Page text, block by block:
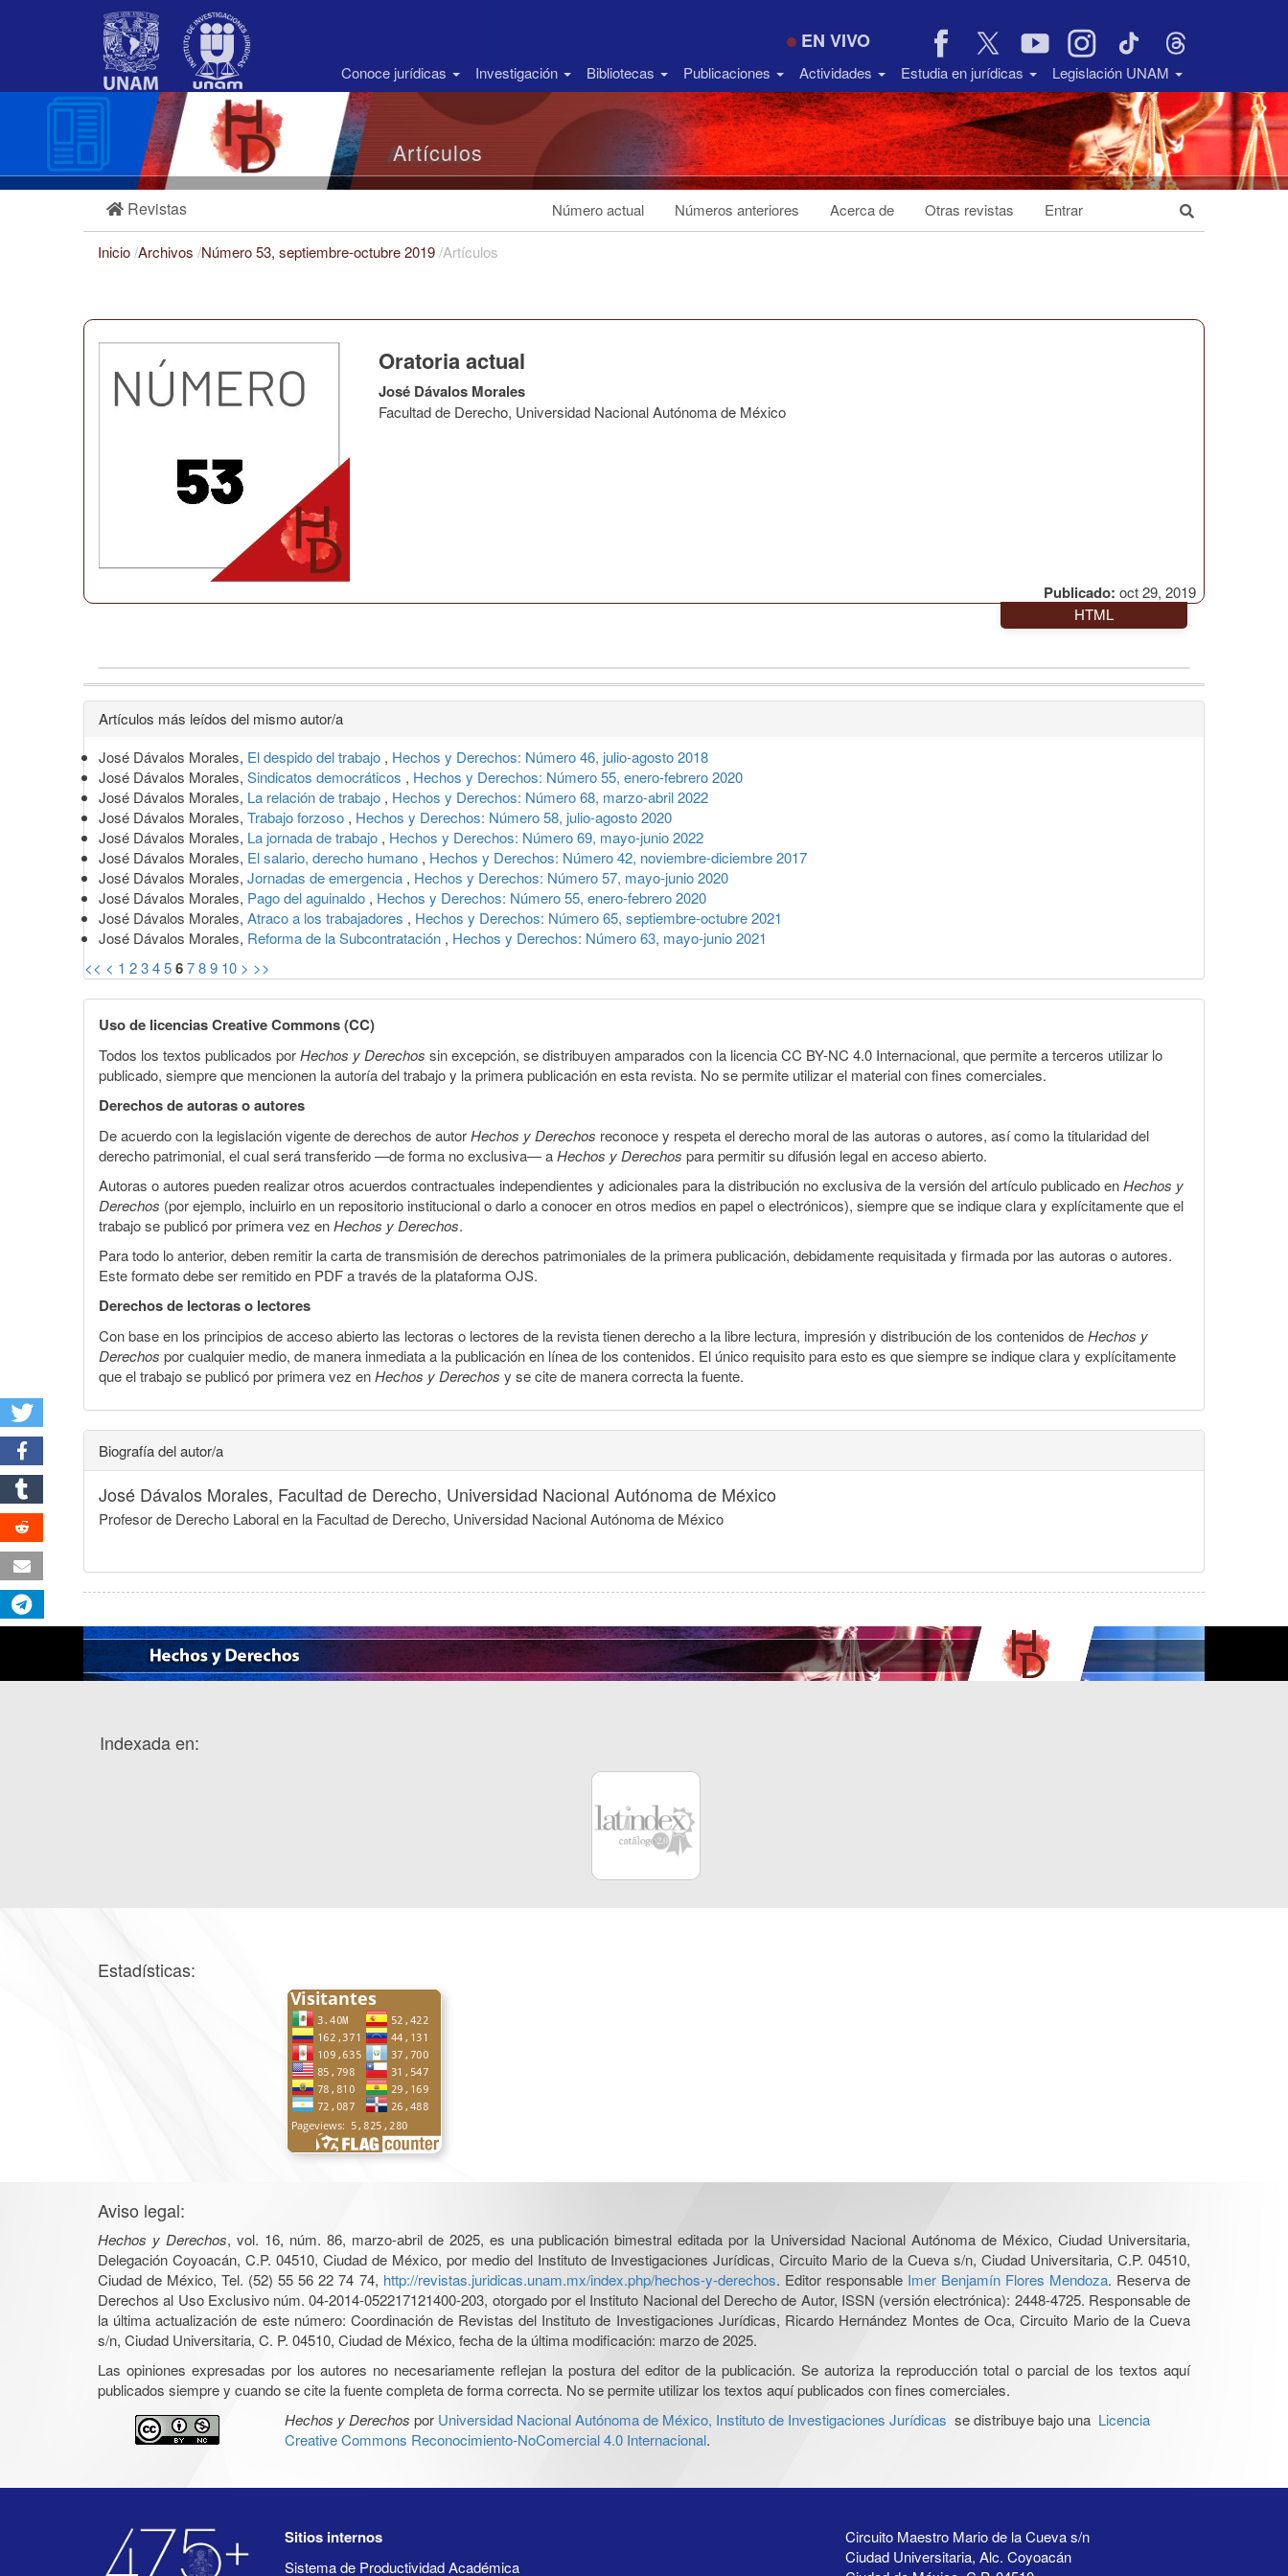
Barra
EN VIVO
Conoce jurídicas Investigación Bibliotecas Publicaciones Actividades Estudia en jurídicas Legislación UNAM
Artículos
Revistas Número actual Números anteriores Acerca de Otras revistas Entrar
Inicio/Archivos /Número 53, septiembre-octubre 2019/Artículos
Publicado: oct 29, 2019
Oratoria actual
José Dávalos Morales
Facultad de Derecho, Universidad Nacional Autónoma de México
HTML
Detalles
del
artículo
Artículos más leídos del mismo autor/a
José Dávalos Morales, El despido del trabajo , Hechos y Derechos: Número 46, julio-agosto 2018
José Dávalos Morales, Sindicatos democráticos , Hechos y Derechos: Número 55, enero-febrero 2020
José Dávalos Morales, La relación de trabajo , Hechos y Derechos: Número 68, marzo-abril 2022
José Dávalos Morales, Trabajo forzoso , Hechos y Derechos: Número 58, julio-agosto 2020
José Dávalos Morales, La jornada de trabajo , Hechos y Derechos: Número 69, mayo-junio 2022
José Dávalos Morales, El salario, derecho humano , Hechos y Derechos: Número 42, noviembre-diciembre 2017
José Dávalos Morales, Jornadas de emergencia , Hechos y Derechos: Número 57, mayo-junio 2020
José Dávalos Morales, Pago del aguinaldo , Hechos y Derechos: Número 55, enero-febrero 2020
José Dávalos Morales, Atraco a los trabajadores , Hechos y Derechos: Número 65, septiembre-octubre 2021
José Dávalos Morales, Reforma de la Subcontratación , Hechos y Derechos: Número 63, mayo-junio 2021
<< < 1 23456789 10 > >>
Uso de licencias Creative Commons (CC)
Todos los textos publicados porHechos y Derechos sin excepción, se distribuyen amparados con la licencia CC BY-NC 4.0 Internacional, que permite a terceros utilizar lo
publicado, siempre que mencionen la autoría del trabajo y la primera publicación en esta revista. No se permite utilizar el material con fines comerciales.
Derechos de autoras o autores
De acuerdo con la legislación vigente de derechos de autorHechos y Derechos reconoce y respeta el derecho moral de las autoras o autores, así como la titularidad del
derecho patrimonial, el cual será transferido —de forma no exclusiva— aHechos y Derechos para permitir su difusión legal en acceso abierto.
Autoras o autores pueden realizar otros acuerdos contractuales independientes y adicionales para la distribución no exclusiva de la versión del artículo publicado enHechos y
Derechos (por ejemplo, incluirlo en un repositorio institucional o darlo a conocer en otros medios en papel o electrónicos), siempre que se indique clara y explícitamente que el
trabajo se publicó por primera vez enHechos y Derechos.
Para todo lo anterior, deben remitir la carta de transmisión de derechos patrimoniales de la primera publicación, debidamente requisitada y firmada por las autoras o autores.
Este formato debe ser remitido en PDF a través de la plataforma OJS.
Derechos de lectoras o lectores
Con base en los principios de acceso abierto las lectoras o lectores de la revista tienen derecho a la libre lectura, impresión y distribución de los contenidos deHechos y
Derechos por cualquier medio, de manera inmediata a la publicación en línea de los contenidos. El único requisito para esto es que siempre se indique clara y explícitamente
que el trabajo se publicó por primera vez enHechos y Derechos y se cite de manera correcta la fuente.
Biografía del autor/a
José Dávalos Morales, Facultad de Derecho, Universidad Nacional Autónoma de México
Profesor de Derecho Laboral en la Facultad de Derecho, Universidad Nacional Autónoma de México
Indexada en:
Estadísticas:
Aviso legal:
Hechos y Derechos, vol. 16, núm. 86, marzo-abril de 2025, es una publicación bimestral editada por la Universidad Nacional Autónoma de México, Ciudad Universitaria,
Delegación Coyoacán, C.P. 04510, Ciudad de México, por medio del Instituto de Investigaciones Jurídicas, Circuito Mario de la Cueva s/n, Ciudad Universitaria, C.P. 04510,
Ciudad de México, Tel. (52) 55 56 22 74 74, http://revistas.juridicas.unam.mx/index.php/hechos-y-derechos. Editor responsable Imer Benjamín Flores Mendoza. Reserva de
Derechos al Uso Exclusivo núm. 04-2014-052217121400-203, otorgado por el Instituto Nacional del Derecho de Autor, ISSN (versión electrónica): 2448-4725. Responsable de
la última actualización de este número: Coordinación de Revistas del Instituto de Investigaciones Jurídicas, Ricardo Hernández Montes de Oca, Circuito Mario de la Cueva
s/n, Ciudad Universitaria, C. P. 04510, Ciudad de México, fecha de la última modificación: marzo de 2025.
Las opiniones expresadas por los autores no necesariamente reflejan la postura del editor de la publicación. Se autoriza la reproducción total o parcial de los textos aquí
publicados siempre y cuando se cite la fuente completa de forma correcta. No se permite utilizar los textos aquí publicados con fines comerciales.
Hechos y Derechos por Universidad Nacional Autónoma de México, Instituto de Investigaciones Jurídicas se distribuye bajo una Licencia
Creative Commons Reconocimiento-NoComercial 4.0 Internacional.
Sitios internos
Sistema de Productividad Académica
Circuito Maestro Mario de la Cueva s/n
Ciudad Universitaria, Alc. Coyoacán